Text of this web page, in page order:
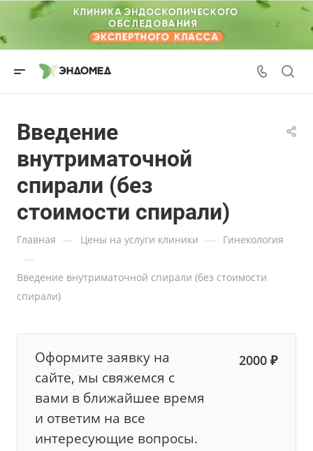
Введение
внутриматочной
спирали (без
стоимости спирали)
Главная — Цены на услуги клиники — Гинекология
—
Введение внутриматочной спирали (без стоимости
спирали)
Оформите заявку на
сайте, мы свяжемся с
вами в ближайшее время
и ответим на все
интересующие вопросы.
2000 ₽